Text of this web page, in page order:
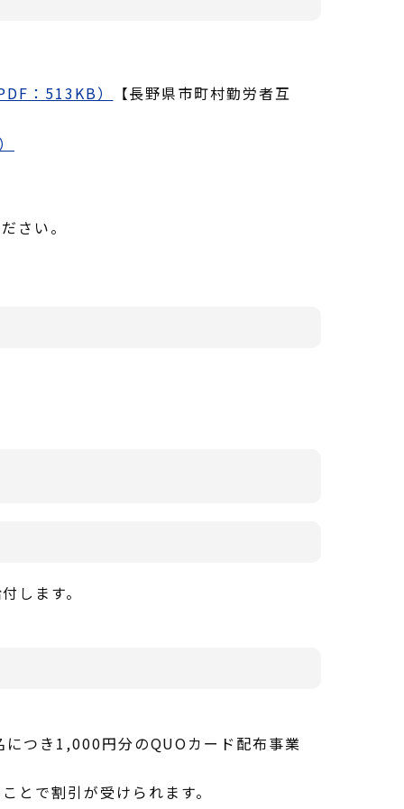
：513KB）
【長野県市町村勤労者互
さい。
します。
つき1,000円分のQUOカード配布事業
とで割引が受けられます。